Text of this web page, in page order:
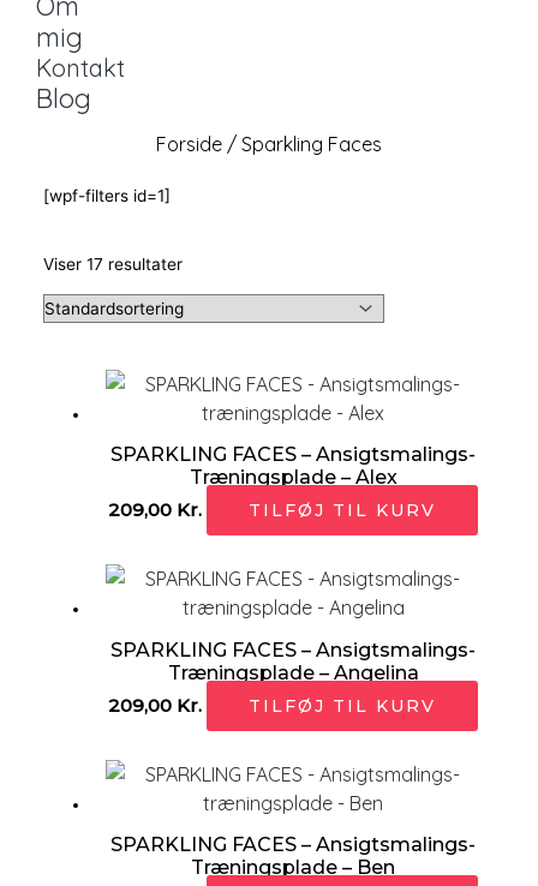
mig
Kontakt
Blog
Forside/ Sparkling Faces
[wpf-filters id=1]
Viser 17 resultater
SPARKLING FACES – Ansigtsmalings-
Træningsplade – Alex
209,00 Kr. TILFØJ TIL KURV
SPARKLING FACES – Ansigtsmalings-
Træningsplade – Angelina
209,00 Kr. TILFØJ TIL KURV
SPARKLING FACES – Ansigtsmalings-
Træningsplade – Ben